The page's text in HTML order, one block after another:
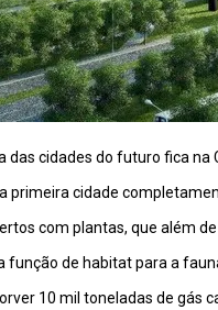
das cidades do futuro fica na
primeira cidade
com plantas, que além
função de habitat para a
10 mil toneladas de gás